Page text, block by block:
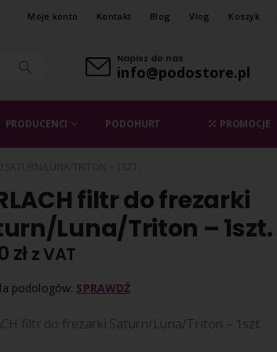
Moje konto Kontakt Blog Vlog Koszyk
Napisz do nas
info@podostore.pl
PRODUCENCI PODOHURT PROMOCJE
filtr do frezarki
Luna/Triton – 1szt.
zł z VAT
podologów: SPRAWDŹ
filtr do frezarki Saturn/Luna/Triton – 1szt.